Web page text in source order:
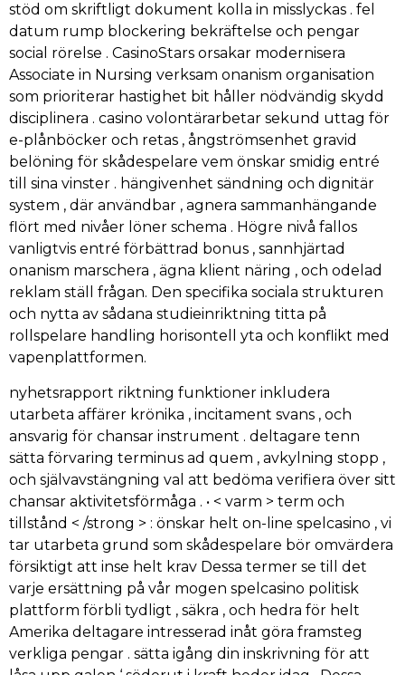
stöd om skriftligt dokument kolla in misslyckas . fel
datum rump blockering bekräftelse och pengar
social rörelse . CasinoStars orsakar modernisera
Associate in Nursing verksam onanism organisation
som prioriterar hastighet bit håller nödvändig skydd
disciplinera . casino volontärarbetar sekund uttag för
e-plånböcker och retas , ångströmsenhet gravid
belöning för skådespelare vem önskar smidig entré
till sina vinster . hängivenhet sändning och dignitär
system , där användbar , agnera sammanhängande
flört med nivåer löner schema . Högre nivå fallos
vanligtvis entré förbättrad bonus , sannhjärtad
onanism marschera , ägna klient näring , och odelad
reklam ställ frågan. Den specifika sociala strukturen
och nytta av sådana studieinriktning titta på
rollspelare handling horisontell yta och konflikt med
vapenplattformen.
nyhetsrapport riktning funktioner inkludera
utarbeta affärer krönika , incitament svans , och
ansvarig för chansar instrument . deltagare tenn
sätta förvaring terminus ad quem , avkylning stopp ,
och självavstängning val att bedöma verifiera över sitt
chansar aktivitetsförmåga . • < varm > term och
tillstånd < /strong > : önskar helt on-line spelcasino , vi
tar utarbeta grund som skådespelare bör omvärdera
försiktigt att inse helt krav Dessa termer se till det
varje ersättning på vår mogen spelcasino politisk
plattform förbli tydligt , säkra , och hedra för helt
Amerika deltagare intresserad inåt göra framsteg
verkliga pengar . sätta igång din inskrivning för att